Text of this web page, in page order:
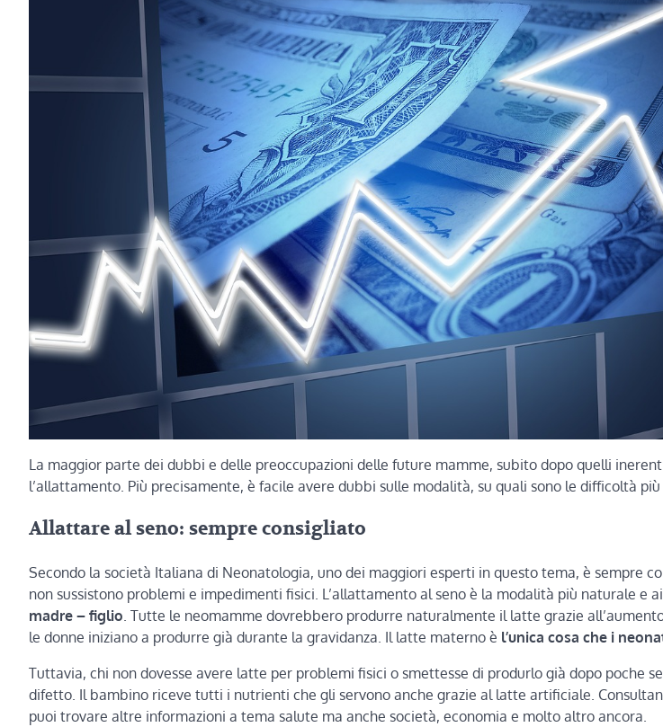
La maggior parte dei dubbi e delle preoccupazioni delle future mamme, subito dopo quelli
l’allattamento. Più precisamente, è facile avere dubbi sulle modalità, su quali sono le difficoltà
Allattare al seno: sempre consigliato
Secondo la società Italiana di Neonatologia, uno dei maggiori esperti in questo tema, è sempre
non sussistono problemi e impedimenti fisici. L’allattamento al seno è la modalità più naturale e
madre – figlio. Tutte le neomamme dovrebbero produrre naturalmente il latte grazie
le donne iniziano a produrre già durante la gravidanza. Il latte materno è l’unica cosa che i
Tuttavia, chi non dovesse avere latte per problemi fisici o smettesse di produrlo già dopo poche
difetto. Il bambino riceve tutti i nutrienti che gli servono anche grazie al latte artificiale.
puoi trovare altre informazioni a tema salute ma anche società, economia e molto altro ancora.